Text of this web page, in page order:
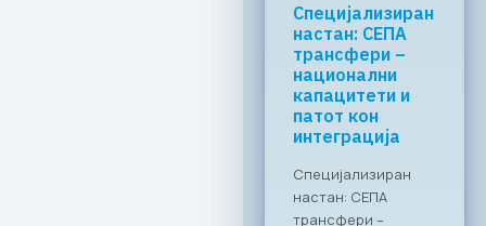
МАСИТ со
клучна
поддршка за
формализација
на економијата
преку
дигитални
Заедничка
посветеност за